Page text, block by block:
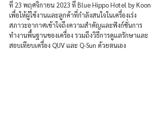
ที่ 23 พฤศจิกายน 2023 ที่ Blue Hippo Hotel by Koon
เพื่อให้ผู้ใช้งานและลูกค้าที่กำลังสนใจในเครื่องเร่ง
สภาวะอากาศเข้าใจถึงความสำคัญและฟังก์ชั่นการ
ทำงานพื้นฐานของเครื่อง รวมถึงวิธีการดูแลรักษาและ
สอบเทียบเครื่อง QUV และ Q-Sun ด้วยตนเอง